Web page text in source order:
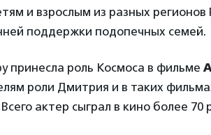
и взрослым из разных регионов
поддержки подопечных семей.
принесла роль Космоса в фильме
роли Дмитрия и в таких
актер сыграл в кино более 70